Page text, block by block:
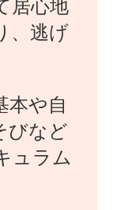
居心地
、逃げ
本や自
びなど
ュラム